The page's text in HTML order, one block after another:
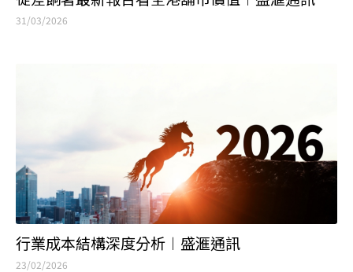
31/03/2026
行業成本結構深度分析︱盛滙通訊
23/02/2026